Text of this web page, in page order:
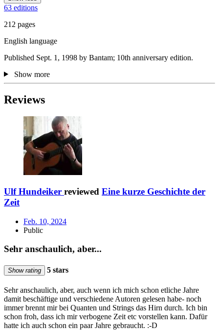
63 editions
212 pages
English language
Published Sept. 1, 1998 by Bantam; 10th anniversary edition.
Show more
Reviews
Ulf Hundeiker reviewed Eine kurze Geschichte der
Zeit
Feb. 10, 2024
Public
Sehr anschaulich, aber...
Show rating 5 stars
Sehr anschaulich, aber, auch wenn ich mich schon etliche Jahre
damit beschäftige und verschiedene Autoren gelesen habe- noch
immer brennt mir bei Quanten und Strings das Hirn durch. Ich bin
schon froh, dass ich mir verbogene Zeit etc vorstellen kann. Dafür
hatte ich auch schon ein paar Jahre gebraucht. :-D